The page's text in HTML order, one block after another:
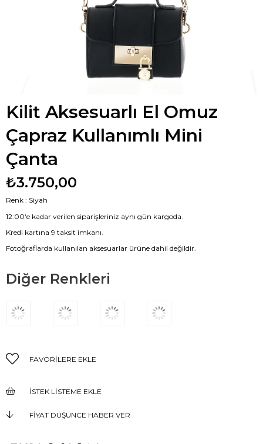
Kilit Aksesuarlı El Omuz
Çapraz Kullanımlı Mini
Çanta
₺3.750,00
Renk : Siyah
12:00‘e kadar verilen siparişleriniz aynı gün kargoda.
Kredi kartına 9 taksit imkanı.
Fotoğraflarda kullanılan aksesuarlar ürüne dahil değildir.
Diğer Renkleri
FAVORILERE EKLE
İSTEK LISTEME EKLE
FIYAT DÜŞÜNCE HABER VER